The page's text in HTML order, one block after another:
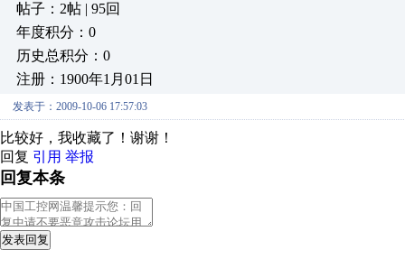
帖子：2帖 | 95回
年度积分：0
历史总积分：0
注册：1900年1月01日
发表于：2009-10-06 17:57:03
比较好，我收藏了！谢谢！
回复 引用 举报
回复本条
发表回复